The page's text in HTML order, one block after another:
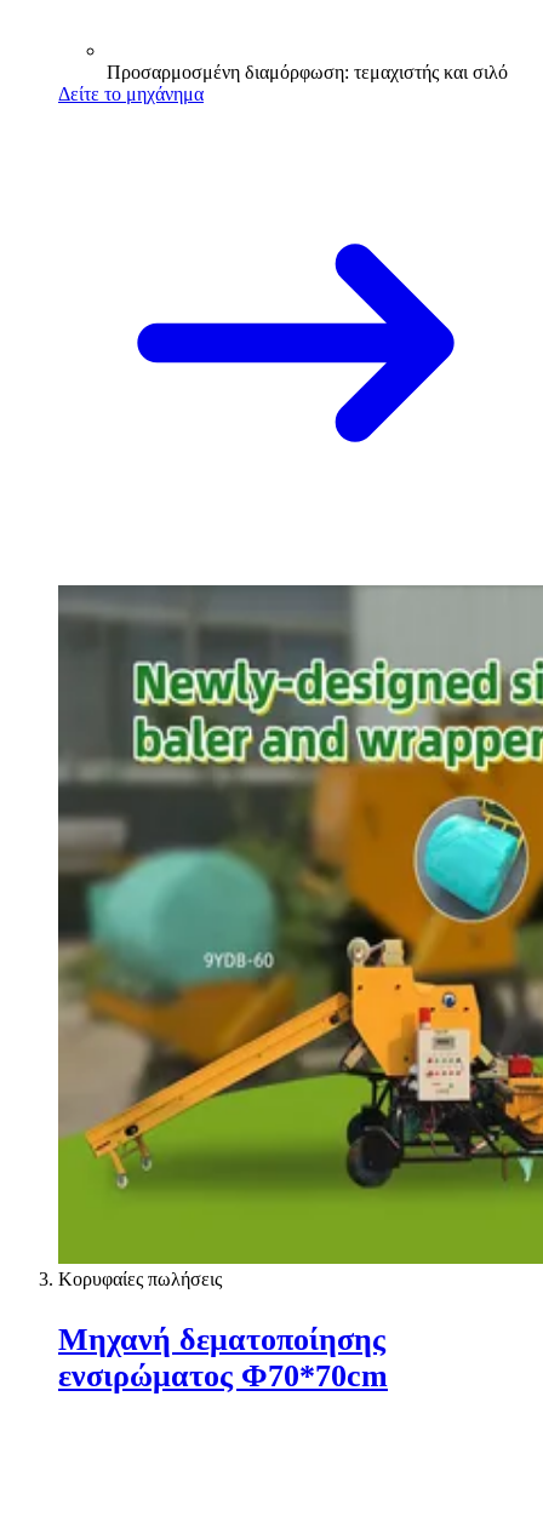
Προσαρμοσμένη διαμόρφωση: τεμαχιστής και σιλό
Δείτε το μηχάνημα
Κορυφαίες πωλήσεις
Μηχανή δεματοποίησης
ενσιρώματος Φ70*70cm